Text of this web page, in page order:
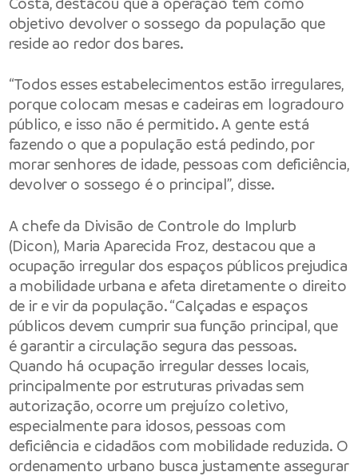
objetivo devolver o sossego da população que
reside ao redor dos bares.
“Todos esses estabelecimentos estão irregulares,
porque colocam mesas e cadeiras em logradouro
público, e isso não é permitido. A gente está
fazendo o que a população está pedindo, por
morar senhores de idade, pessoas com deficiência,
devolver o sossego é o principal”, disse.
A chefe da Divisão de Controle do Implurb
(Dicon), Maria Aparecida Froz, destacou que a
ocupação irregular dos espaços públicos prejudica
a mobilidade urbana e afeta diretamente o direito
de ir e vir da população. “Calçadas e espaços
públicos devem cumprir sua função principal, que
é garantir a circulação segura das pessoas.
Quando há ocupação irregular desses locais,
principalmente por estruturas privadas sem
autorização, ocorre um prejuízo coletivo,
especialmente para idosos, pessoas com
deficiência e cidadãos com mobilidade reduzida. O
ordenamento urbano busca justamente assegurar